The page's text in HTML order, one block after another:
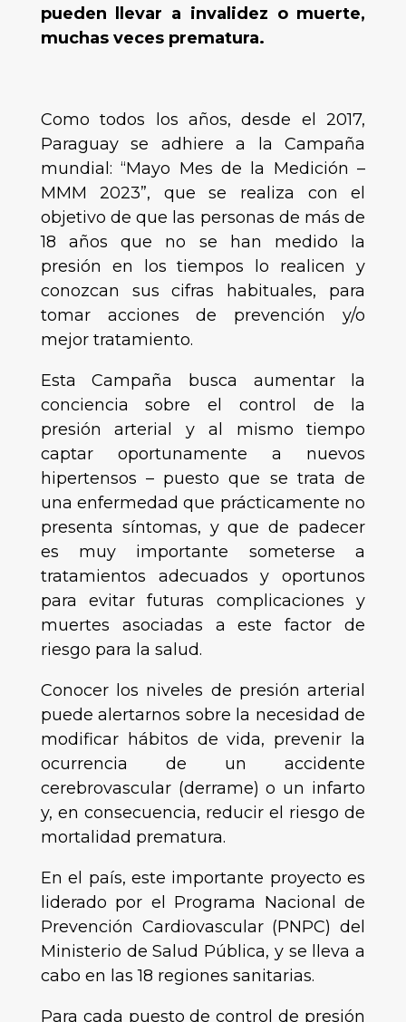
pueden llevar a invalidez o muerte,
muchas veces prematura.
Como todos los años, desde el 2017,
Paraguay se adhiere a la Campaña
mundial: “Mayo Mes de la Medición –
MMM 2023”, que se realiza con el
objetivo de que las personas de más de
18 años que no se han medido la
presión en los tiempos lo realicen y
conozcan sus cifras habituales, para
tomar acciones de prevención y/o
mejor tratamiento.
Esta Campaña busca aumentar la
conciencia sobre el control de la
presión arterial y al mismo tiempo
captar oportunamente a nuevos
hipertensos – puesto que se trata de
una enfermedad que prácticamente no
presenta síntomas, y que de padecer
es muy importante someterse a
tratamientos adecuados y oportunos
para evitar futuras complicaciones y
muertes asociadas a este factor de
riesgo para la salud.
Conocer los niveles de presión arterial
puede alertarnos sobre la necesidad de
modificar hábitos de vida, prevenir la
ocurrencia de un accidente
cerebrovascular (derrame) o un infarto
y, en consecuencia, reducir el riesgo de
mortalidad prematura.
En el país, este importante proyecto es
liderado por el Programa Nacional de
Prevención Cardiovascular (PNPC) del
Ministerio de Salud Pública, y se lleva a
cabo en las 18 regiones sanitarias.
Para cada puesto de control de presión